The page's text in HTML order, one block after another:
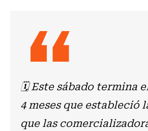
🗓️ Este sábado termina
4 meses que estableció
que las